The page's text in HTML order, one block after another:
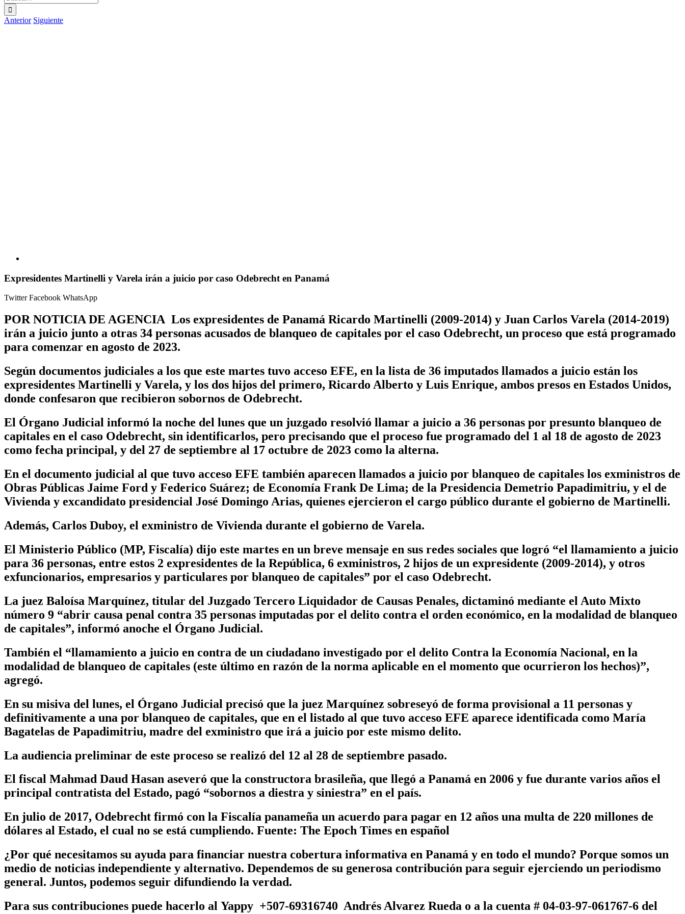
Anterior Siguiente
Expresidentes Martinelli y Varela irán a juicio por caso Odebrecht en Panamá
TwitterFacebook WhatsApp
POR NOTICIA DE AGENCIA Los expresidentes de Panamá Ricardo Martinelli (2009-2014) y Juan Carlos Varela (2014-2019)
irán a juicio junto a otras 34 personas acusados de blanqueo de capitales por el caso Odebrecht, un proceso que está programado
para comenzar en agosto de 2023.
Según documentos judiciales a los que este martes tuvo acceso EFE, en la lista de 36 imputados llamados a juicio están los
expresidentes Martinelli y Varela, y los dos hijos del primero, Ricardo Alberto y Luis Enrique, ambos presos en Estados Unidos,
donde confesaron que recibieron sobornos de Odebrecht.
El Órgano Judicial informó la noche del lunes que un juzgado resolvió llamar a juicio a 36 personas por presunto blanqueo de
capitales en el caso Odebrecht, sin identificarlos, pero precisando que el proceso fue programado del 1 al 18 de agosto de 2023
como fecha principal, y del 27 de septiembre al 17 octubre de 2023 como la alterna.
En el documento judicial al que tuvo acceso EFE también aparecen llamados a juicio por blanqueo de capitales los exministros de
Obras Públicas Jaime Ford y Federico Suárez; de Economía Frank De Lima; de la Presidencia Demetrio Papadimitriu, y el de
Vivienda y excandidato presidencial José Domingo Arias, quienes ejercieron el cargo público durante el gobierno de Martinelli.
Además, Carlos Duboy, el exministro de Vivienda durante el gobierno de Varela.
El Ministerio Público (MP, Fiscalía) dijo este martes en un breve mensaje en sus redes sociales que logró “el llamamiento a juicio
para 36 personas, entre estos 2 expresidentes de la República, 6 exministros, 2 hijos de un expresidente (2009-2014), y otros
exfuncionarios, empresarios y particulares por blanqueo de capitales” por el caso Odebrecht.
La juez Baloísa Marquínez, titular del Juzgado Tercero Liquidador de Causas Penales, dictaminó mediante el Auto Mixto
número 9 “abrir causa penal contra 35 personas imputadas por el delito contra el orden económico, en la modalidad de blanqueo
de capitales”, informó anoche el Órgano Judicial.
También el “llamamiento a juicio en contra de un ciudadano investigado por el delito Contra la Economía Nacional, en la
modalidad de blanqueo de capitales (este último en razón de la norma aplicable en el momento que ocurrieron los hechos)”,
agregó.
En su misiva del lunes, el Órgano Judicial precisó que la juez Marquínez sobreseyó de forma provisional a 11 personas y
definitivamente a una por blanqueo de capitales, que en el listado al que tuvo acceso EFE aparece identificada como María
Bagatelas de Papadimitriu, madre del exministro que irá a juicio por este mismo delito.
La audiencia preliminar de este proceso se realizó del 12 al 28 de septiembre pasado.
El fiscal Mahmad Daud Hasan aseveró que la constructora brasileña, que llegó a Panamá en 2006 y fue durante varios años el
principal contratista del Estado, pagó “sobornos a diestra y siniestra” en el país.
En julio de 2017, Odebrecht firmó con la Fiscalía panameña un acuerdo para pagar en 12 años una multa de 220 millones de
dólares al Estado, el cual no se está cumpliendo. Fuente: The Epoch Times en español
¿Por qué necesitamos su ayuda para financiar nuestra cobertura informativa en Panamá y en todo el mundo? Porque somos un
medio de noticias independiente y alternativo. Dependemos de su generosa contribución para seguir ejerciendo un periodismo
general. Juntos, podemos seguir difundiendo la verdad.
Para sus contribuciones puede hacerlo al Yappy +507-69316740 Andrés Alvarez Rueda o a la cuenta # 04-03-97-061767-6 del